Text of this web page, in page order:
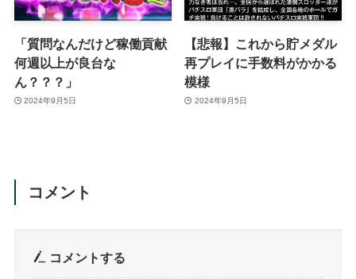
「質問なんだけど稼働貢献
何週以上が良台な
ん？？？」
2024年9月5日
【悲報】これから貯メダル
再プレイに手数料がかかる
模様
2024年9月5日
コメント
コメントする